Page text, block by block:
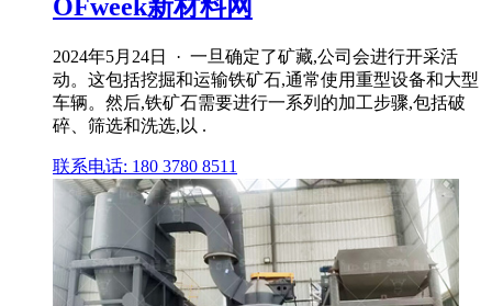
OFweek新材料网
2024年5月24日 · 一旦确定了矿藏,公司会进行开采活
动。这包括挖掘和运输铁矿石,通常使用重型设备和大型
车辆。然后,铁矿石需要进行一系列的加工步骤,包括破
碎、筛选和洗选,以 .
联系电话: 180 3780 8511